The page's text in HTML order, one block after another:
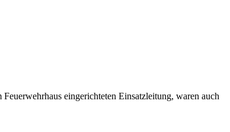
eingerichteten Einsatzleitung, waren auch